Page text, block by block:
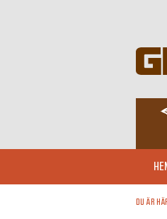
DU ÄR